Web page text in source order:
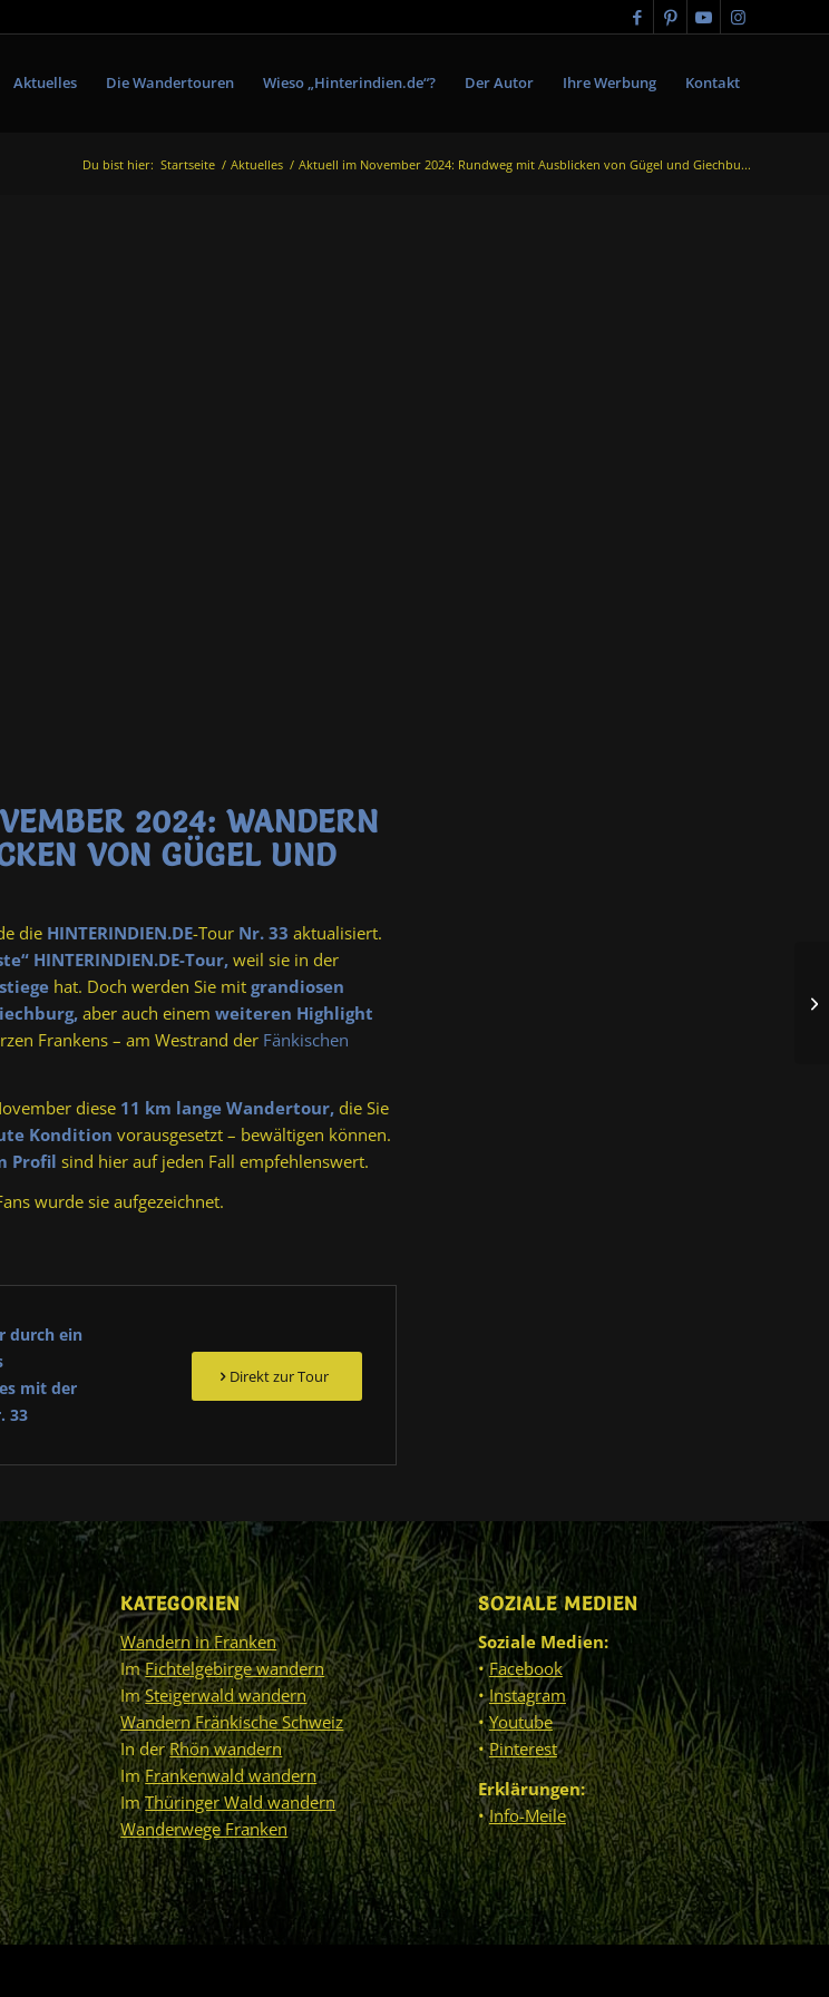
Aktuelles Die Wandertouren Wieso „Hinterindien.de“? Der Autor Ihre Werbung Kontakt
Du bist hier: Startseite / Aktuelles / Aktuell im November 2024: Rundweg mit Ausblicken von Gügel und Giechbu...
2024: WANDERN
VON GÜGEL UND
die HINTERINDIEN.DE-Tour Nr. 33 aktualisiert.
HINTERINDIEN.DE-Tour,weil sie in der
hat. Doch werden Sie mit grandiosen
aber auch einem weiteren Highlight
Frankens – am Westrand der Fänkischen
diese 11 km lange Wandertour,die Sie
Kondition vorausgesetzt – bewältigen können.
Profil sind hier auf jeden Fall empfehlenswert.
wurde sie aufgezeichnet.
durch ein
mit der
33
Direkt zur Tour
KATEGORIEN
Wandern in Franken
ImFichtelgebirge wandern
ImSteigerwald wandern
Wandern Fränkische Schweiz
In derRhön wandern
ImFrankenwald wandern
ImThüringer Wald wandern
Wanderwege Franken
SOZIALE MEDIEN
Soziale Medien:
•Facebook
•Instagram
•Youtube
•Pinterest
Erklärungen:
•Info-Meile